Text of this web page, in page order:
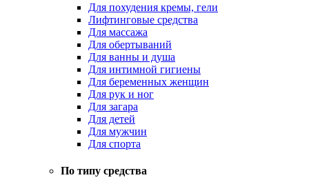
Для похудения кремы, гели
Лифтинговые средства
Для массажа
Для обертываний
Для ванны и душа
Для интимной гигиены
Для беременных женщин
Для рук и ног
Для загара
Для детей
Для мужчин
Для спорта
По типу средства